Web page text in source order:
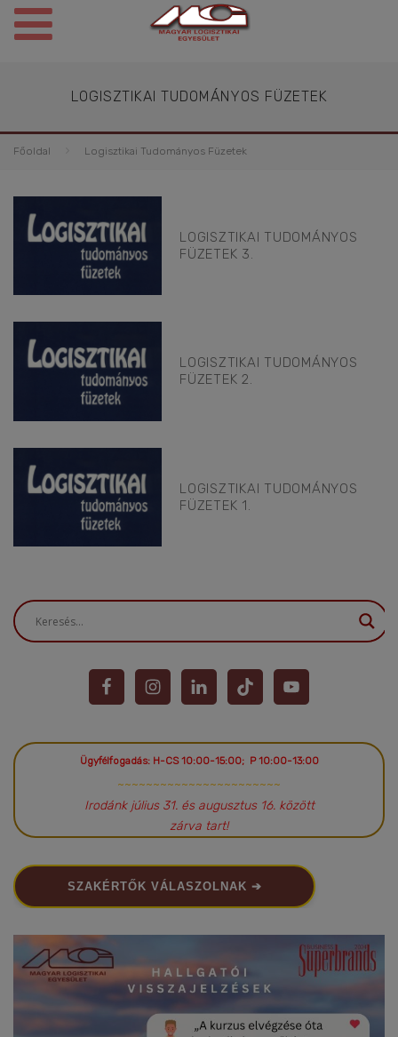
LOGISZTIKAI TUDOMÁNYOS FÜZETEK
Főoldal Logisztikai Tudományos Füzetek
LOGISZTIKAI TUDOMÁNYOS
FÜZETEK 3.
LOGISZTIKAI TUDOMÁNYOS
FÜZETEK 2.
LOGISZTIKAI TUDOMÁNYOS
FÜZETEK 1.
Ügyfélfogadás: H-CS 10:00-15:00; P 10:00-13:00
~~~~~~~~~~~~~~~~~~~~~~~
Irodánk július 31. és augusztus 16. között
zárva tart!
SZAKÉRTŐK VÁLASZOLNAK ➔